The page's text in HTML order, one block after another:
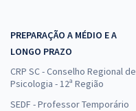
PREPARAÇÃO A MÉDIO E A
LONGO PRAZO
CRP SC - Conselho Regional de
Psicologia - 12ª Região
SEDF - Professor Temporário